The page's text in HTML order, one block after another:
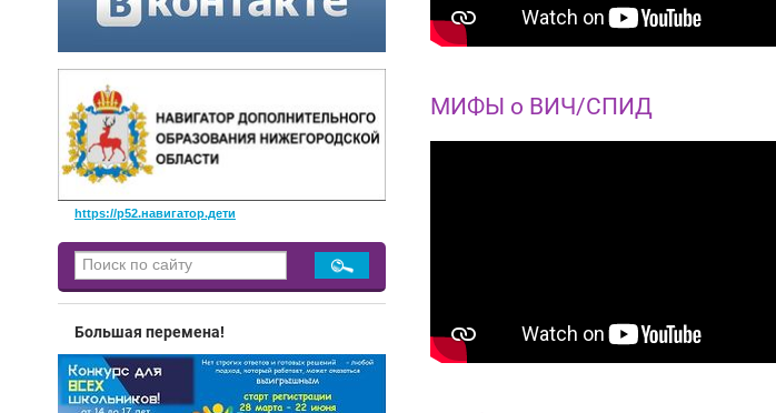
https://р52.навигатор.дети
Большая перемена!
МИФЫ о ВИЧ/СПИД